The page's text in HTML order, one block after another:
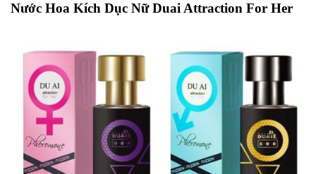
Nước Hoa Kích Dục Nữ Duai Attraction For Her